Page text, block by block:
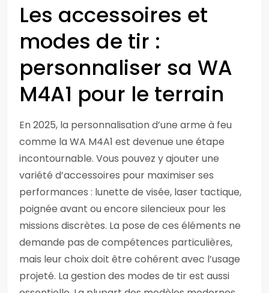
Les accessoires et
modes de tir :
personnaliser sa WA
M4A1 pour le terrain
En 2025, la personnalisation d’une arme à feu
comme la WA M4A1 est devenue une étape
incontournable. Vous pouvez y ajouter une
variété d’accessoires pour maximiser ses
performances : lunette de visée, laser tactique,
poignée avant ou encore silencieux pour les
missions discrètes. La pose de ces éléments ne
demande pas de compétences particulières,
mais leur choix doit être cohérent avec l’usage
projeté. La gestion des modes de tir est aussi